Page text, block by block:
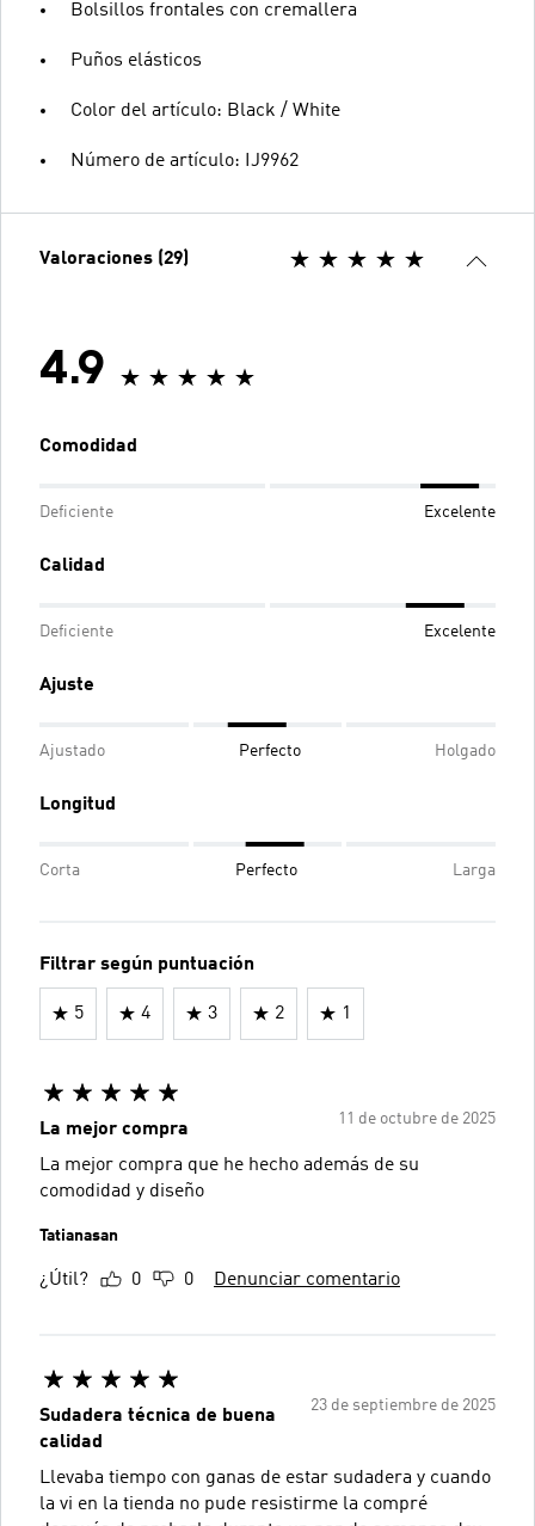
Bolsillos frontales con cremallera
Puños elásticos
Color del artículo: Black / White
Número de artículo: IJ9962
Valoraciones (29)
4.9
Comodidad
Deficiente Excelente
Calidad
Deficiente Excelente
Ajuste
Ajustado Perfecto Holgado
Longitud
Corta Perfecto Larga
Filtrar según puntuación
5 4 3 2 1
11 de octubre de 2025
La mejor compra
La mejor compra que he hecho además de su
comodidad y diseño
Tatianasan
¿Útil? 0 0 Denunciar comentario
23 de septiembre de 2025
Sudadera técnica de buena
calidad
Llevaba tiempo con ganas de estar sudadera y cuando
la vi en la tienda no pude resistirme la compré